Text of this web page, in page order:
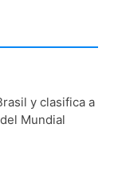
y clasifica a
Mundial